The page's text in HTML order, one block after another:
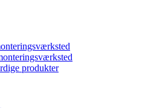
produkter